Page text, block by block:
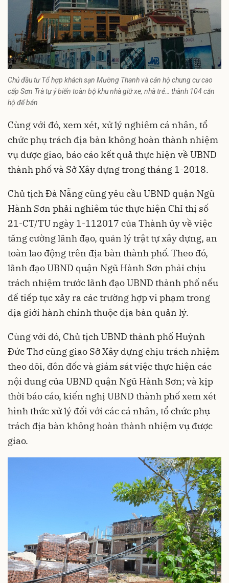
Chủ đầu tư Tổ hợp khách sạn Mường Thanh và căn hộ chung cư cao
cấp Sơn Trà tự ý biến toàn bộ khu nhà giữ xe, nhà trẻ… thành 104 căn
hộ để bán
Cùng với đó, xem xét, xử lý nghiêm cá nhân, tổ
chức phụ trách địa bàn không hoàn thành nhiệm
vụ được giao, báo cáo kết quả thực hiện về UBND
thành phố và Sở Xây dựng trong tháng 1-2018.
Chủ tịch Đà Nẵng cũng yêu cầu UBND quận Ngũ
Hành Sơn phải nghiêm túc thực hiện Chỉ thị số
21-CT/TU ngày 1-112017 của Thành ủy về việc
tăng cường lãnh đạo, quản lý trật tự xây dựng, an
toàn lao động trên địa bàn thành phố. Theo đó,
lãnh đạo UBND quận Ngũ Hành Sơn phải chịu
trách nhiệm trước lãnh đạo UBND thành phố nếu
để tiếp tục xảy ra các trường hợp vi phạm trong
địa giới hành chính thuộc địa bàn quản lý.
Cùng với đó, Chủ tịch UBND thành phố Huỳnh
Đức Thơ cũng giao Sở Xây dựng chịu trách nhiệm
theo dõi, đôn đốc và giám sát việc thực hiện các
nội dung của UBND quận Ngũ Hành Sơn; và kịp
thời báo cáo, kiến nghị UBND thành phố xem xét
hình thức xử lý đối với các cá nhân, tổ chức phụ
trách địa bàn không hoàn thành nhiệm vụ được
giao.